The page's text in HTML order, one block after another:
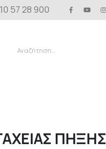
57 28 900
ΠΗΞΗΣ